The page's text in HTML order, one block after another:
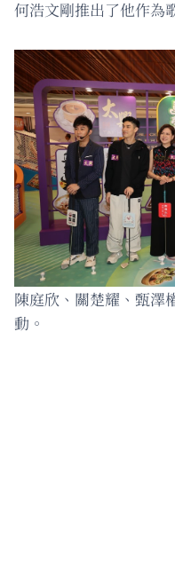
何浩文剛推出了他作為
陳庭欣、關楚耀、甄澤
動。